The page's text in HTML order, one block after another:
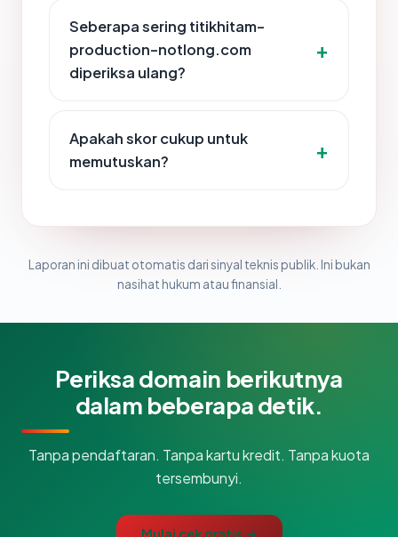
Seberapa sering titikhitam-
production-notlong.com
diperiksa ulang?
Apakah skor cukup untuk
memutuskan?
Laporan ini dibuat otomatis dari sinyal teknis publik. Ini bukan
nasihat hukum atau finansial.
Periksa domain berikutnya
dalam beberapa detik.
Tanpa pendaftaran. Tanpa kartu kredit. Tanpa kuota
tersembunyi.
Mulai cek gratis →